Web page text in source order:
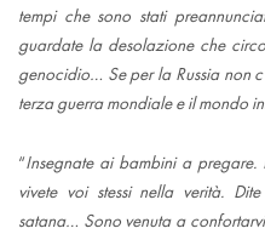
tempi che sono stati
guardate la desolazione che
genocidio… Se per la Russia non
terza guerra mondiale e il mondo
“Insegnate ai bambini a
vivete voi stessi nella verità.
satana… Sono venuta a